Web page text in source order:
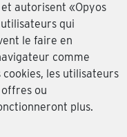
autorisent «Opyos
qui
le faire en
comme
les utilisateurs
ou
plus.